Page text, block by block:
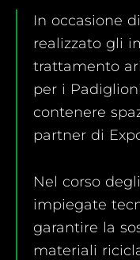
In occasione di
realizzato gli
trattamento
per i
contenere
partner di
Nel corso
impiegate
garantire la
materiali